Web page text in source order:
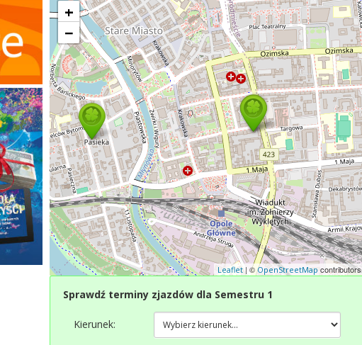
+
−
Leaflet| © OpenStreetMap contributors
Sprawdź terminy zjazdów dla Semestru 1
Kierunek: